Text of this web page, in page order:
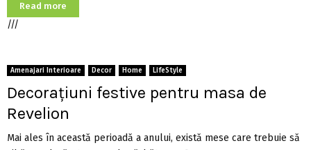
Read more
///
Amenajari Interioare Decor Home LifeStyle
Decorațiuni festive pentru masa de
Revelion
Mai ales în această perioadă a anului, există mese care trebuie să